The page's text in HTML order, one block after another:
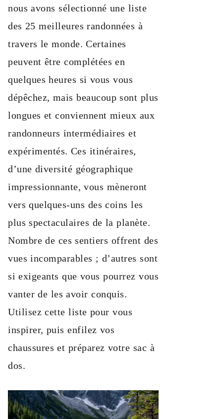
nous avons sélectionné une liste
des 25 meilleures randonnées à
travers le monde. Certaines
peuvent être complétées en
quelques heures si vous vous
dépêchez, mais beaucoup sont plus
longues et conviennent mieux aux
randonneurs intermédiaires et
expérimentés. Ces itinéraires,
d’une diversité géographique
impressionnante, vous mèneront
vers quelques-uns des coins les
plus spectaculaires de la planète.
Nombre de ces sentiers offrent des
vues incomparables ; d’autres sont
si exigeants que vous pourrez vous
vanter de les avoir conquis.
Utilisez cette liste pour vous
inspirer, puis enfilez vos
chaussures et préparez votre sac à
dos.